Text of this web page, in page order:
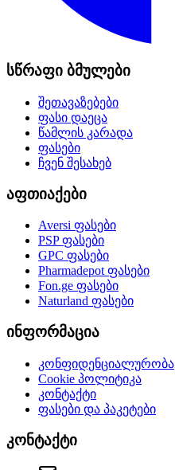
სწრაფი ბმულები
შეთავაზებები
ფასი დაეცა
წამლის კარადა
ფასები
ჩვენ შესახებ
აფთიაქები
Aversi ფასები
PSPფასები
GPC ფასები
Pharmadepotფასები
Fon.ge ფასები
Naturland ფასები
ინფორმაცია
კონფიდენციალურობა
Cookie პოლიტიკა
კონტაქტი
ფასები და პაკეტები
კონტაქტი